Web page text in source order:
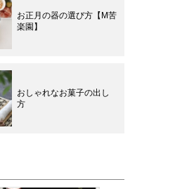
お正月の器の選び方【M苦
楽園】
おしゃれなお菓子の出し
方